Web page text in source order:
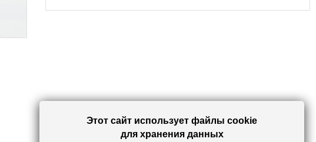
Этот сайт использует файлы cookie
для хранения данных